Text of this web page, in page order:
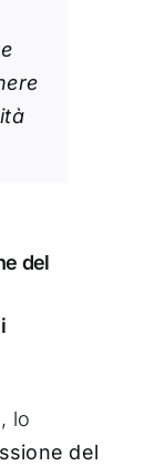
del
lo
del